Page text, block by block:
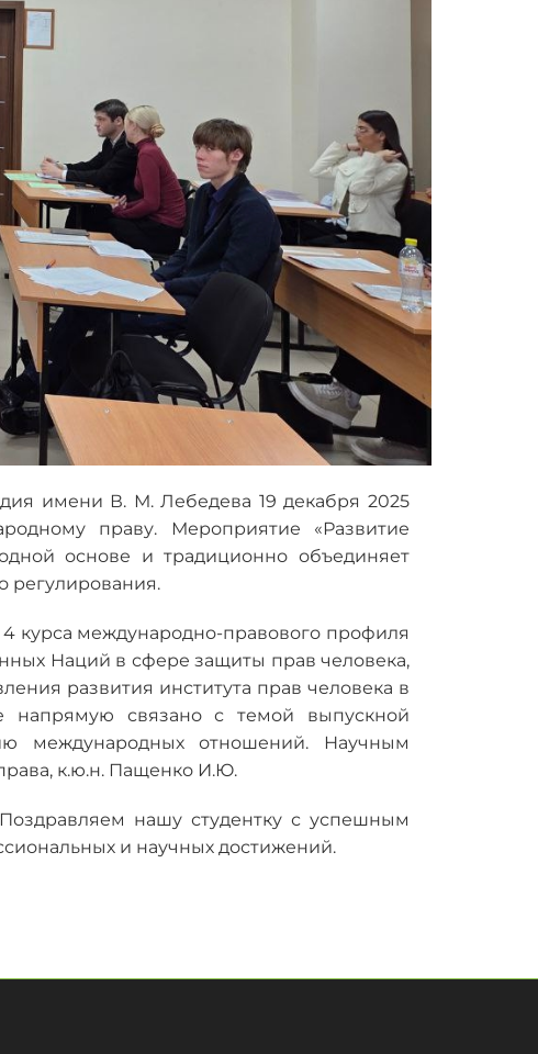
имени В. М. Лебедева 19 декабря 2025
праву. Мероприятие «Развитие
основе и традиционно объединяет
регулирования.
курса международно-правового профиля
Наций в сфере защиты прав человека,
развития института прав человека в
напрямую связано с темой выпускной
международных отношений. Научным
к.ю.н. Пащенко И.Ю.
нашу студентку с успешным
и научных достижений.